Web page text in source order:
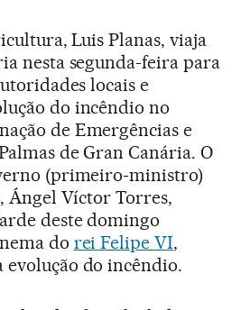
Luis Planas, viaja
nesta segunda-feira para
locais e
do incêndio no
de Emergências e
de Gran Canária. O
(primeiro-ministro)
Ángel Víctor Torres,
deste domingo
do rei Felipe VI,
evolução do incêndio.